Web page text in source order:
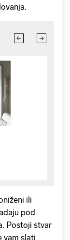
ili
pod
Postoji stvar
vam slati